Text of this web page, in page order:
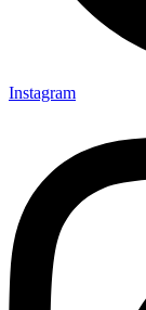
Instagram